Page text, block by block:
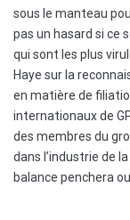
sous le manteau
pas un hasard si ce
qui sont les plus
Haye sur la
en matière de
internationaux de
des membres du
dans l’industrie de
balance penchera